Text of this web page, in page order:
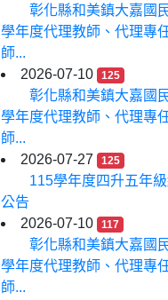
彰化縣和美鎮大嘉國
學年度代理教師、代理專
師...
2026-07-10
125
彰化縣和美鎮大嘉國
學年度代理教師、代理專
師...
2026-07-27
125
115學年度四升五年
公告
2026-07-10
117
彰化縣和美鎮大嘉國
學年度代理教師、代理專
師...